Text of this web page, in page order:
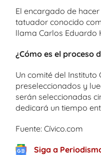
El encargado de
tatuador conocido
llama Carlos Eduardo
¿Cómo es el proceso
Un comité del Instituto
preseleccionados y
serán seleccionadas
dedicará un tiempo
Fuente: Cívico.com
Siga a